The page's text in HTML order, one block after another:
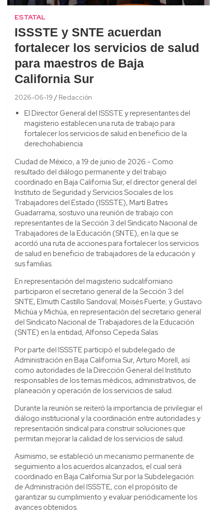
ESTATAL
ISSSTE y SNTE acuerdan
fortalecer los servicios de salud
para maestros de Baja
California Sur
2026-06-19 Redacción
El Director General del ISSSTE y representantes del
magisterio establecen una ruta de trabajo para
fortalecer los servicios de salud en beneficio de la
derechohabiencia
Ciudad de México, a 19 de junio de 2026.- Como
resultado del diálogo permanente y del trabajo
coordinado en Baja California Sur, el director general del
Instituto de Seguridad y Servicios Sociales de los
Trabajadores del Estado (ISSSTE), Martí Batres
Guadarrama, sostuvo una reunión de trabajo con
representantes de la Sección 3 del Sindicato Nacional de
Trabajadores de la Educación (SNTE), en la que se
acordó una ruta de acciones para fortalecer los servicios
de salud en beneficio de trabajadores de la educación y
sus familias.
En representación del magisterio sudcaliforniano
participaron el secretario general de la Sección 3 del
SNTE, Elmuth Castillo Sandoval; Moisés Fuerte; y Gustavo
Michúa y Michúa, en representación del secretario general
del Sindicato Nacional de Trabajadores de la Educación
(SNTE) en la entidad, Alfonso Cepeda Salas.
Por parte del ISSSTE participó el subdelegado de
Administración en Baja California Sur, Arturo Morell, así
como autoridades de la Dirección General del Instituto
responsables de los temas médicos, administrativos, de
planeación y operación de los servicios de salud.
Durante la reunión se reiteró la importancia de privilegiar el
diálogo institucional y la coordinación entre autoridades y
representación sindical para construir soluciones que
permitan mejorar la calidad de los servicios de salud.
Asimismo, se estableció un mecanismo permanente de
seguimiento a los acuerdos alcanzados, el cual será
coordinado en Baja California Sur por la Subdelegación
de Administración del ISSSTE, con el propósito de
garantizar su cumplimiento y evaluar periódicamente los
avances obtenidos.